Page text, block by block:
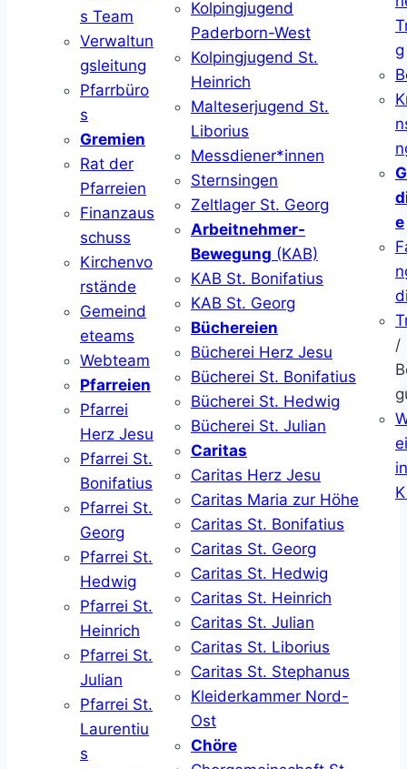
s Team
Verwaltun
gsleitung
Pfarrbüro
s
Gremien
Rat der
Pfarreien
Finanzaus
schuss
Kirchenvo
rstände
Gemeind
eteams
Webteam
Pfarreien
Pfarrei
Herz Jesu
Pfarrei St.
Bonifatius
Pfarrei St.
Georg
Pfarrei St.
Hedwig
Pfarrei St.
Heinrich
Pfarrei St.
Julian
Pfarrei St.
Laurentiu
s
Kolpingjugend
Paderborn-West
Kolpingjugend St.
Heinrich
Malteserjugend St.
Liborius
Messdiener*innen
Sternsingen
Zeltlager St. Georg
Arbeitnehmer-
Bewegung (KAB)
KAB St. Bonifatius
KAB St. Georg
Büchereien
Bücherei Herz Jesu
Bücherei St. Bonifatius
Bücherei St. Hedwig
Bücherei St. Julian
Caritas
Caritas Herz Jesu
Caritas Maria zur Höhe
Caritas St. Bonifatius
Caritas St. Georg
Caritas St. Hedwig
Caritas St. Heinrich
Caritas St. Julian
Caritas St. Liborius
Caritas St. Stephanus
Kleiderkammer Nord-
Ost
Chöre
g
e
/